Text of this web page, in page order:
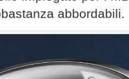
abbordabili.